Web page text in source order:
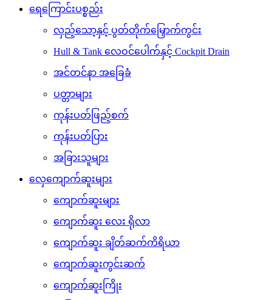
ရေကြောင်းပစ္စည်း
လှည့်သော့နှင့် ပွတ်တိုက်မြှောက်ကွင်း
Hull & Tank လေဝင်ပေါက်နှင့် Cockpit Drain
အင်တင်နာ အခြေခံ
ပတ္တာများ
ကုန်းပတ်ဖြည့်စက်
ကုန်းပတ်ပြား
အခြားသူများ
လှေကျောက်ဆူးများ
ကျောက်ဆူးများ
ကျောက်ဆူး လေး ရိုလာ
ကျောက်ဆူး ချိတ်ဆက်ကိရိယာ
ကျောက်ဆူးကွင်းဆက်
ကျောက်ဆူးကြိုး